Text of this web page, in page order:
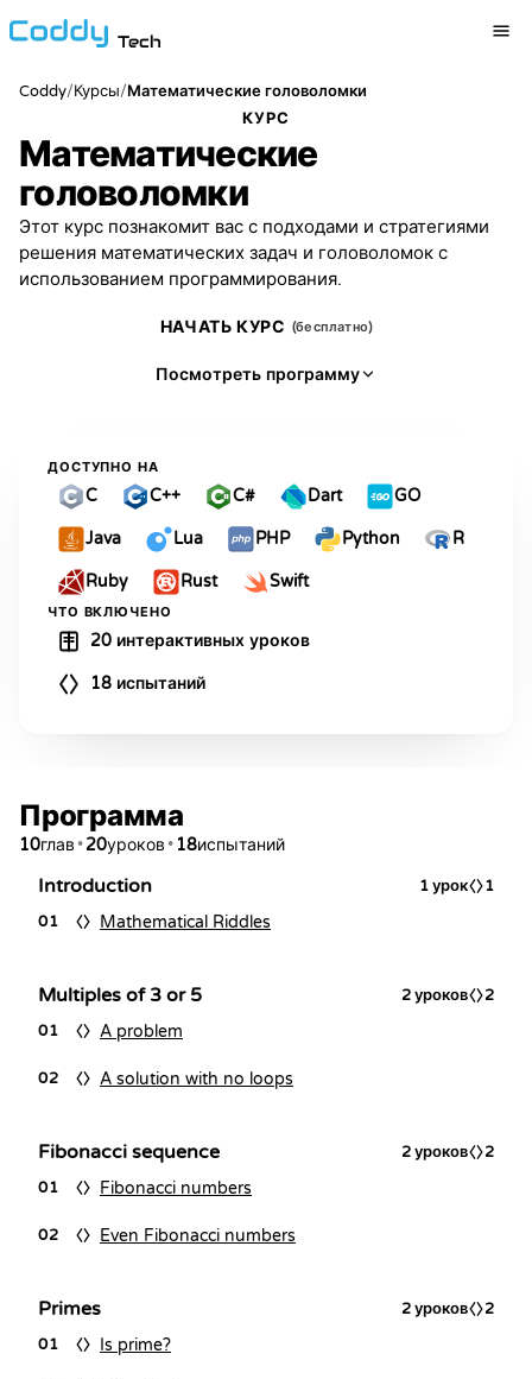
Tech
Coddy/Курсы/Математические головоломки
КУРС
Математические
головоломки
Этот курс познакомит вас с подходами и стратегиями
решения математических задач и головоломок с
использованием программирования.
НАЧАТЬ КУРС (бесплатно)
Посмотреть программу
ДОСТУПНО НА
C C++ C# Dart GO
Java Lua PHP Python R
Ruby Rust Swift
ЧТО ВКЛЮЧЕНО
20 интерактивных уроков
18 испытаний
Программа
10глав •20уроков •18испытаний
Introduction 1урок
1
01
Mathematical Riddles
Multiples of 3 or 5 2уроков
2
01
A problem
02 A solution with no loops
Fibonacci sequence 2уроков
2
01
Fibonacci numbers
02 Even Fibonacci numbers
Primes 2уроков
2
01
Is prime?